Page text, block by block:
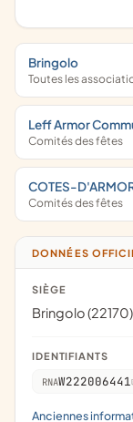
Bringolo
Toutes les
Leff Armor
Comités des fêtes
COTES-
Comités des fêtes
DONNÉES
SIÈGE
Bringolo (22170)
IDENTIFIANTS
RNAW222006441
Anciennes